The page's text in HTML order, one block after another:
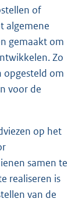
of
algemene
gemaakt om
Zo
opgesteld om
voor de
op het
samen te
realiseren is
van de